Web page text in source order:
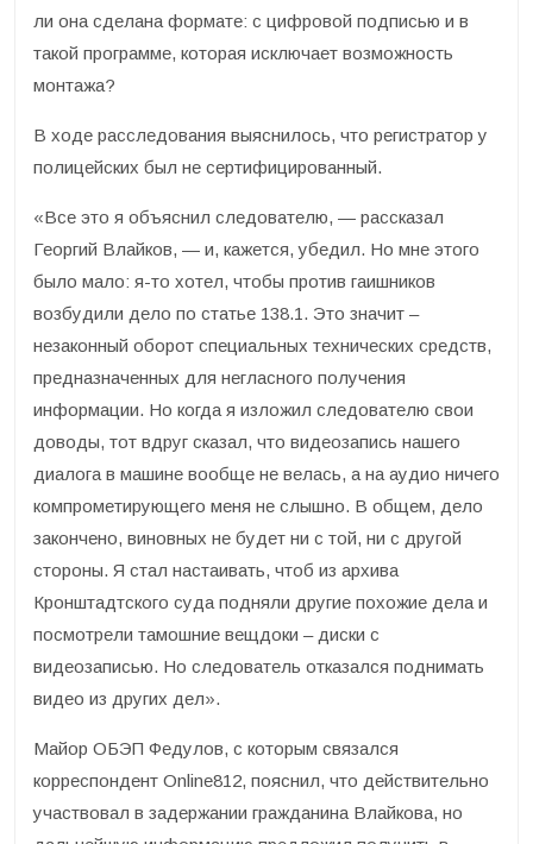
ли она сделана формате: с цифровой подписью и в
такой программе, которая исключает возможность
монтажа?
В ходе расследования выяснилось, что регистратор у
полицейских был не сертифицированный.
«Все это я объяснил следователю, — рассказал
Георгий Влайков, — и, кажется, убедил. Но мне этого
было мало: я-то хотел, чтобы против гаишников
возбудили дело по статье 138.1. Это значит –
незаконный оборот специальных технических средств,
предназначенных для негласного получения
информации. Но когда я изложил следователю свои
доводы, тот вдруг сказал, что видеозапись нашего
диалога в машине вообще не велась, а на аудио ничего
компрометирующего меня не слышно. В общем, дело
закончено, виновных не будет ни с той, ни с другой
стороны. Я стал настаивать, чтоб из архива
Кронштадтского суда подняли другие похожие дела и
посмотрели тамошние вещдоки – диски с
видеозаписью. Но следователь отказался поднимать
видео из других дел».
Майор ОБЭП Федулов, с которым связался
корреспондент Online812, пояснил, что действительно
участвовал в задержании гражданина Влайкова, но